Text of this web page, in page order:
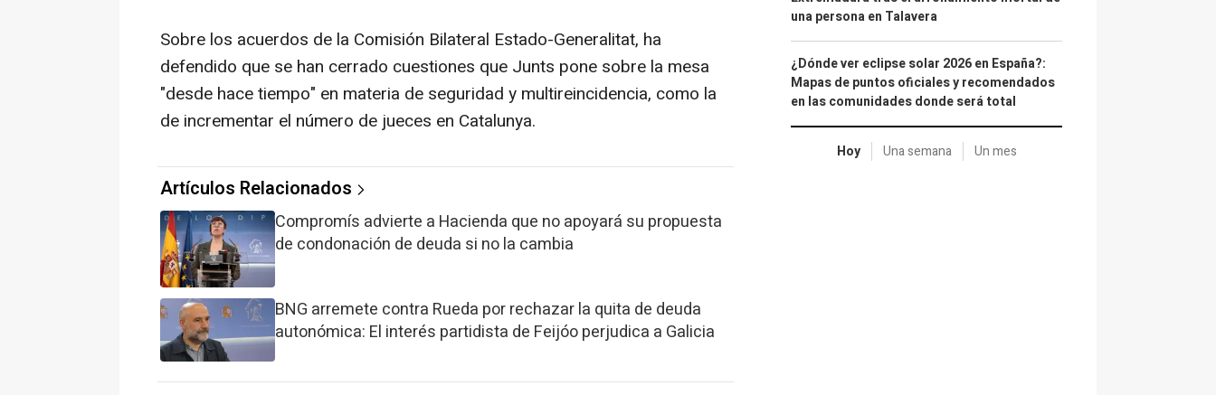
Sobre los acuerdos de la Comisión Bilateral Estado-Generalitat, ha
defendido que se han cerrado cuestiones que Junts pone sobre la mesa
"desde hace tiempo" en materia de seguridad y multireincidencia, como la
de incrementar el número de jueces en Catalunya.
Artículos Relacionados
Compromís advierte a Hacienda que no apoyará su propuesta
de condonación de deuda si no la cambia
BNG arremete contra Rueda por rechazar la quita de deuda
autonómica: El interés partidista de Feijóo perjudica a Galicia
una persona en Talavera
¿Dónde ver eclipse solar 2026 en España?:
Mapas de puntos oficiales y recomendados
en las comunidades donde será total
Hoy Una semana Un mes